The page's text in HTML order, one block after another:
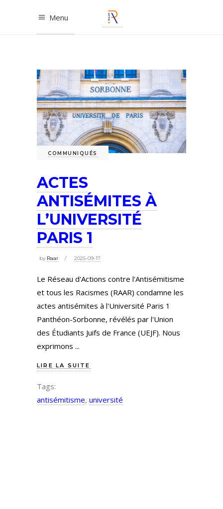
Menu
COMMUNIQUÉS
ACTES
ANTISÉMITES À
L’UNIVERSITÉ
PARIS 1
by Raar 2025-09-17
Le Réseau d'Actions contre l'Antisémitisme
et tous les Racismes (RAAR) condamne les
actes antisémites à l'Université Paris 1
Panthéon-Sorbonne, révélés par l'Union
des Étudiants Juifs de France (UEJF). Nous
exprimons
LIRE LA SUITE
Tags:
antisémitisme, université